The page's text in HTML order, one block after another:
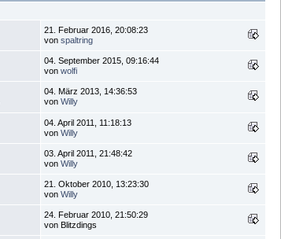
21. Februar 2016, 20:08:23
von spaltring
04. September 2015, 09:16:44
von wolfi
04. März 2013, 14:36:53
von Willy
04. April 2011, 11:18:13
von Willy
03. April 2011, 21:48:42
von Willy
21. Oktober 2010, 13:23:30
von Willy
24. Februar 2010, 21:50:29
von Blitzdings